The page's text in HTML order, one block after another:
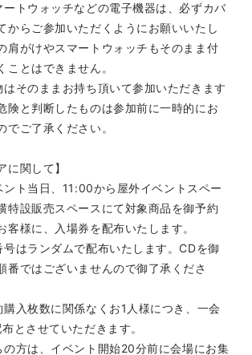
トウォッチなどの電子機器は、必ずカバ
からご参加いただくようにお願いいたし
肩がけやスマートウォッチもそのまま付
ことはできません。
そのままお持ち頂いて参加いただきます
険と判断したものは参加前に一時的にお
でご了承ください。
に関して】
ト当日、 11 :00から屋外イベントスペー
特設販売スペース にて対象商品を御予約
客様に、入場券を配布いたします。
はランダムで配布いたします。 CDを御
番ではございませんので御了承くださ
入枚数に関係なくお1 人様につき、一会
とさせていただきます。
方は、イベント開始20分前に会場にお集